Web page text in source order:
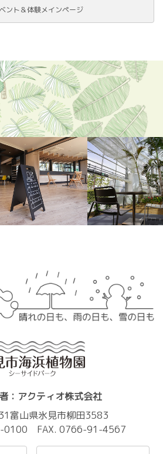
ント＆体験メインページ
：アクティオ株式会社
富山県氷見市柳田3583
0100 FAX. 0766-91-4567